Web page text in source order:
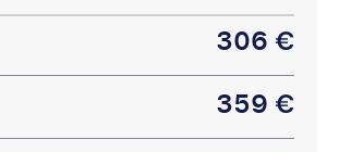
306 €
359 €